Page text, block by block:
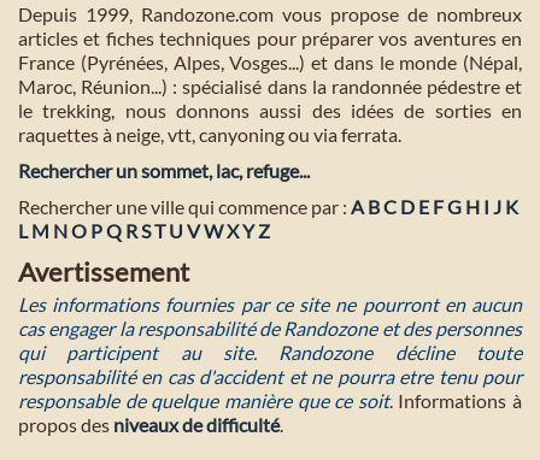
Depuis 1999, Randozone.com vous propose de nombreux
articles et fiches techniques pour préparer vos aventures en
France (Pyrénées, Alpes, Vosges...) et dans le monde (Népal,
Maroc, Réunion...) : spécialisé dans la randonnée pédestre et
le trekking, nous donnons aussi des idées de sorties en
raquettes à neige, vtt, canyoning ou via ferrata.
Rechercher un sommet, lac, refuge...
Rechercher une ville qui commence par : A BC D E FG H I J K
L M NO PQ RST U VWXYZ
Avertissement
Les informations fournies par ce site ne pourront en aucun
cas engager la responsabilité de Randozone et des personnes
qui participent au site. Randozone décline toute
responsabilité en cas d'accident et ne pourra etre tenu pour
responsable de quelque manière que ce soit. Informations à
propos des niveaux de difficulté.